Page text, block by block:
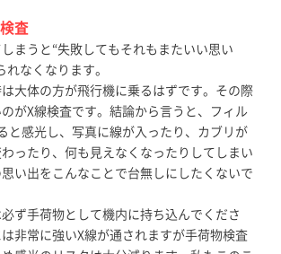
査
まうと“失敗してもそれもまたいい思い
れなくなります。
大体の方が飛行機に乗るはずです。その際
がX線検査です。結論から言うと、フィル
と感光し、写真に線が入ったり、カブリが
ったり、何も見えなくなったりしてしまい
い出をこんなことで台無しにしたくないで
ず手荷物として機内に持ち込んでくださ
非常に強いX線が通されますが手荷物検査